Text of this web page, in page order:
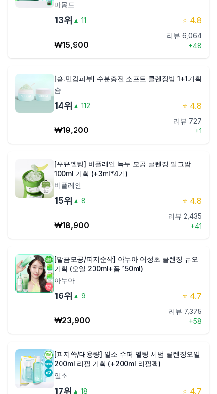
마몽드
13위 ▲ 11 ⭐ 4.8
₩15,900
리뷰 6,064
+48
[숌.민감피부] 수분충전 소프트 클렌징밤 1+1기획
숌
14위 ▲ 112 ⭐ 4.8
₩19,200
리뷰 727
+1
[우유멜팅] 비플레인 녹두 모공 클렌징 밀크밤
100ml 기획 (+3ml*4개)
비플레인
15위 ▲ 8 ⭐ 4.8
₩18,900
리뷰 2,435
+41
[말끔모공/피지순삭] 아누아 어성초 클렌징 듀오
기획 (오일 200ml+폼 150ml)
아누아
16위 ▲ 9 ⭐ 4.7
₩23,900
리뷰 7,375
+58
[피지쏙/대용량] 일소 슈퍼 멜팅 세범 클렌징오일
200ml 리필 기획 (+200ml 리필팩)
일소
17위 ▲ 18 ⭐ 4.7